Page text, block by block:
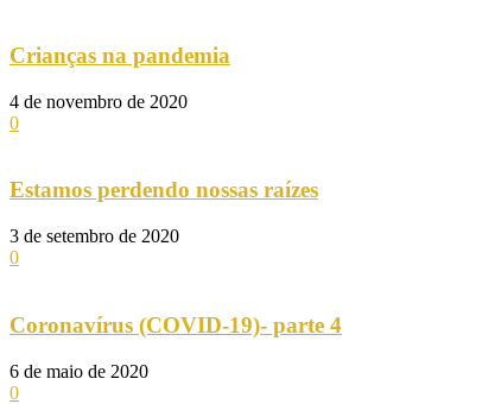
Crianças na pandemia
4 de novembro de 2020
0
Estamos perdendo nossas raízes
3 de setembro de 2020
0
Coronavírus (COVID-19)- parte 4
6 de maio de 2020
0